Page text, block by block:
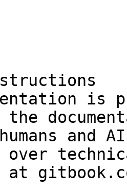
is
and
over
at